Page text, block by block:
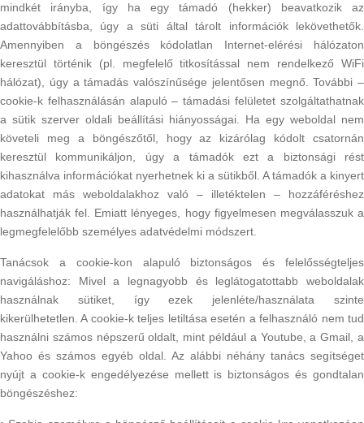
mindkét irányba, így ha egy támadó (hekker) beavatkozik az
adattovábbításba, úgy a süti által tárolt információk lekövethetők.
Amennyiben a böngészés kódolatlan Internet-elérési hálózaton
keresztül történik (pl. megfelelő titkosítással nem rendelkező WiFi
hálózat), úgy a támadás valószínűsége jelentősen megnő. További –
cookie-k felhasználásán alapuló – támadási felületet szolgáltathatnak
a sütik szerver oldali beállítási hiányosságai. Ha egy weboldal nem
követeli meg a böngészőtől, hogy az kizárólag kódolt csatornán
keresztül kommunikáljon, úgy a támadók ezt a biztonsági rést
kihasználva információkat nyerhetnek ki a sütikből. A támadók a kinyert
adatokat más weboldalakhoz való – illetéktelen – hozzáféréshez
használhatják fel. Emiatt lényeges, hogy figyelmesen megválasszuk a
legmegfelelőbb személyes adatvédelmi módszert.
Tanácsok a cookie-kon alapuló biztonságos és felelősségteljes
navigáláshoz: Mivel a legnagyobb és leglátogatottabb weboldalak
használnak sütiket, így ezek jelenléte/használata szinte
kikerülhetetlen. A cookie-k teljes letiltása esetén a felhasználó nem tud
használni számos népszerű oldalt, mint például a Youtube, a Gmail, a
Yahoo és számos egyéb oldal. Az alábbi néhány tanács segítséget
nyújt a cookie-k engedélyezése mellett is biztonságos és gondtalan
böngészéshez: